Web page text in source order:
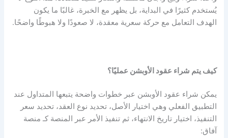
يُستخدم كثيرًا في البداية، بل يظهر مع الخبرة، غالبًا ما يكون
الهدف التعامل مع حركة سعرية معقدة، لا صعودًا ولا هبوطًا واضحًا.
كيف يتم شراء عقود الأوبشن عمليًا؟
يمكن شراء عقود الأوبشن عبر خطوات واضحة يتبعها المتداول عند
التطبيق الفعلي وهي اختيار الأصل، تحديد نوع العقد، تحديد سعر
التنفيذ، اختيار تاريخ الانتهاء، ثم تنفيذ الأمر عبر المنصة كـمنصة
آفاق: